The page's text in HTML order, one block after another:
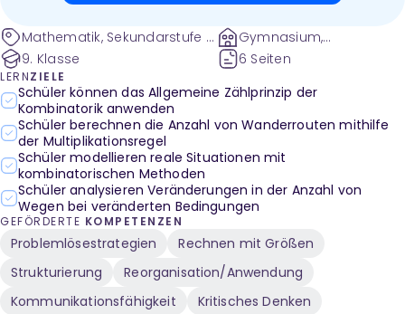
Mathematik, Sekundarstufe I,
Daten und Zufall, Stochastik,
Kombinatorik,
Multiplikationsregel,
Gleichungssystem,
Prozentsatz,
Wahrscheinlichkeitsrechnung
9. Klasse
Gymnasium,
Gesamtschule und
6 Seiten
LERNZIELE
Schüler können das Allgemeine Zählprinzip der
Kombinatorik anwenden
Schüler berechnen die Anzahl von Wanderrouten mithilfe
der Multiplikationsregel
Schüler modellieren reale Situationen mit
kombinatorischen Methoden
Schüler analysieren Veränderungen in der Anzahl von
Wegen bei veränderten Bedingungen
GEFÖRDERTE KOMPETENZEN
Problemlösestrategien
Rechnen mit Größen
Strukturierung
Reorganisation/Anwendung
Kommunikationsfähigkeit
Kritisches Denken